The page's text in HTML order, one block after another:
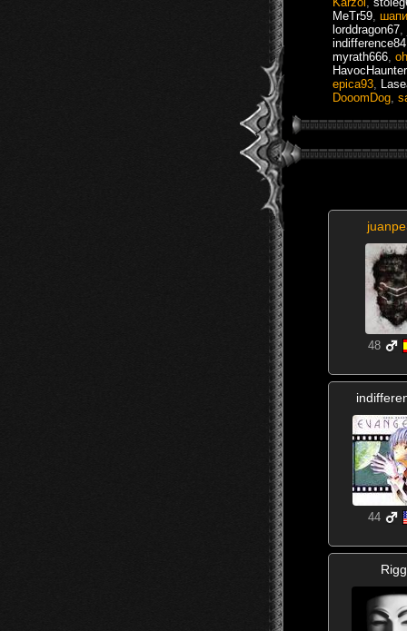
MeTr59
lorddragon67
indifference84
myrath666
HavocHaunter
epica93
DooomDog
48
44